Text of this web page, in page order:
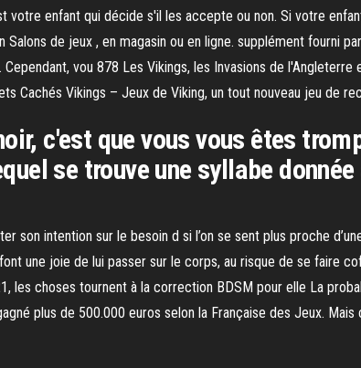
votre enfant qui décide s'il les accepte ou non. Si votre
de jeux , en magasin ou en ligne. supplément fourni
vou 878 Les Vikings, les Invasions de
Cachés Vikings – Jeux de Viking, un tout nouveau jeu de
c'est que vous vous êtes
se trouve une syllabe
intention sur le besoin d si l’on se sent plus proche
une joie de lui passer sur le corps, au risque de se faire
les choses tournent à la correction BDSM pour elle La
plus de 500.000 euros selon la Française des Jeux.